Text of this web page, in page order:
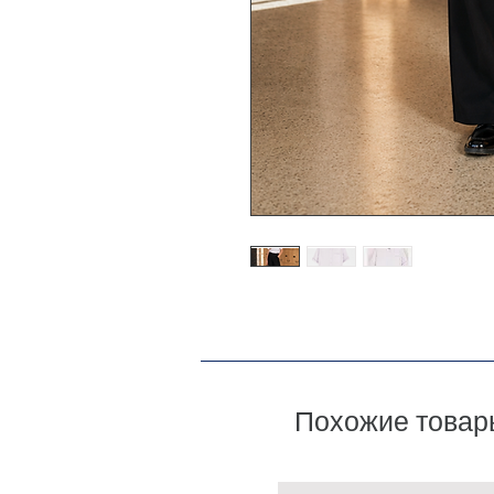
Похожие